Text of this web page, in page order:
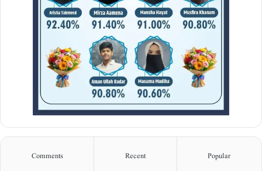
Popular
Recent
Comments